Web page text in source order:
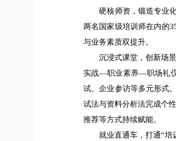
硬核师资，锻造专业化
两名国家级培训师在内的
与业务素质双提升。
沉浸式课堂，创新场景
实战—职业素养—职场礼仪
试、企业参访等多元形式
试法与资料分析法完成个
推荐等方式持续赋能。
就业直通车，打通“培训